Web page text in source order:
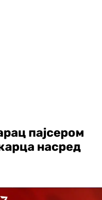
пајсером
насред